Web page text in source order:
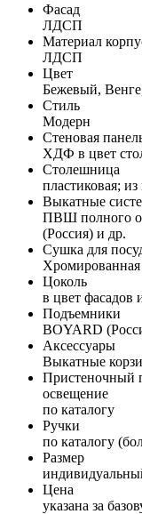
Фасад
ЛДСП
Материал
ЛДСП
Цвет
Бежевый,
Стиль
Модерн
Стеновая
ХДФ в цвет
Столешница
пластиковая;
Выкатные
ПВШ полного
(Россия) и др.
Сушка для
Хромированная
Цоколь
в цвет фасадов
Подъемники
BOYARD
Аксессуары
Выкатные
Пристеночный
освещение
по каталогу
Ручки
по каталогу
Размер
Цена
указана за